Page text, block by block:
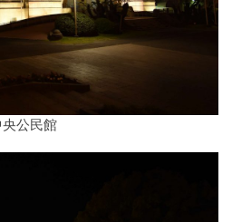
公民館